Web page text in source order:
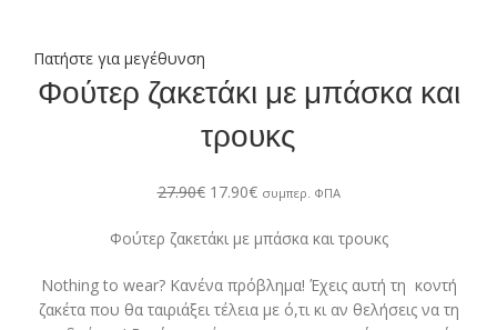
Πατήστε για μεγέθυνση
Φούτερ ζακετάκι με μπάσκα και
τρουκς
27.90€ 17.90€ συμπερ. ΦΠΑ
Φούτερ ζακετάκι με μπάσκα και τρουκς
Nothing to wear? Κανένα πρόβλημα! Έχεις αυτή τη κοντή
ζακέτα που θα ταιριάξει τέλεια με ό,τι κι αν θελήσεις να τη